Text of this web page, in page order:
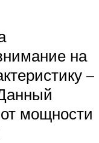
на
–
мощности